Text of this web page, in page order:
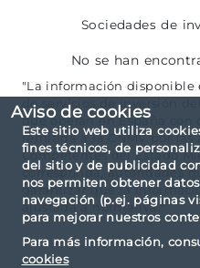
Aviso de cookies
Este sitio web utiliza
fines técnicos, de
del sitio y de publicidad
nos permiten obtener
navegación (p.ej. páginas
para mejorar nuestros
Para más información,
cookies
Sociedades de
No se han
"La información disponible
de servicios de inversión
que operan en España con
remitida a la CNMV por las
Competentes del Estado
corresponda, autoridades
garantizar que la
ajustada a normativa."